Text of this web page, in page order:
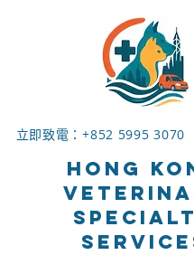
立即致電：+852 5995 3070
HONG